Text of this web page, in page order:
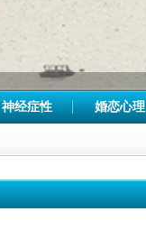
神经症性 婚恋心理